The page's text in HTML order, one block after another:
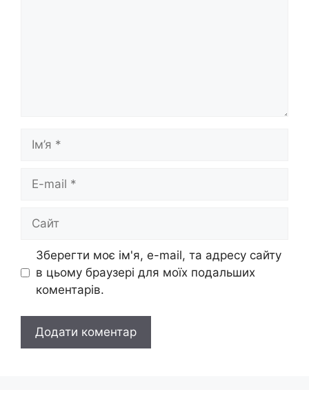
mail
Зберегти моє ім'я, e-mail, та адресу сайту
в цьому браузері для моїх подальших
коментарів.